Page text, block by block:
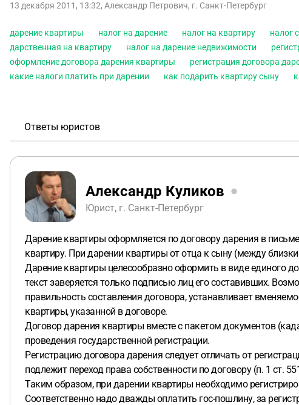
13 декабря 2011, 13:32, Александр Петрович, г. Санкт-Петербург
дарение квартиры налог на дарение налог на квартиру налог
дарственная на квартиру
налог на дарение недвижимости
оформление договора дарения квартиры
регистрация договора
какие налоги платить при дарении
как подарить квартиру сыну
Ответы юристов
Александр Куликов
Юрист, г. Санкт-Петербург
Дарение квартиры оформляется по договору дарения в
квартиру. При дарении квартиры от отца к сыну (между
Дарение квартиры целесообразно оформить в виде единого
текст заверяется только подписью лиц его составивших.
правильность составления договора, устанавливает
квартиры, указанной в договоре.
Договор дарения квартиры вместе с пакетом документов
проведения государственной регистрации.
Регистрацию договора дарения следует отличать от
подлежит переход права собственности по договору (п. 1 ст.
Таким образом, при дарении квартиры необходимо
Соответственно надо дважды оплатить гос-пошлину, за